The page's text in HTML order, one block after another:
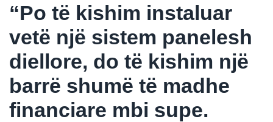
“Po të kishim instaluar
vetë një sistem panelesh
diellore, do të kishim një
barrë shumë të madhe
financiare mbi supe.